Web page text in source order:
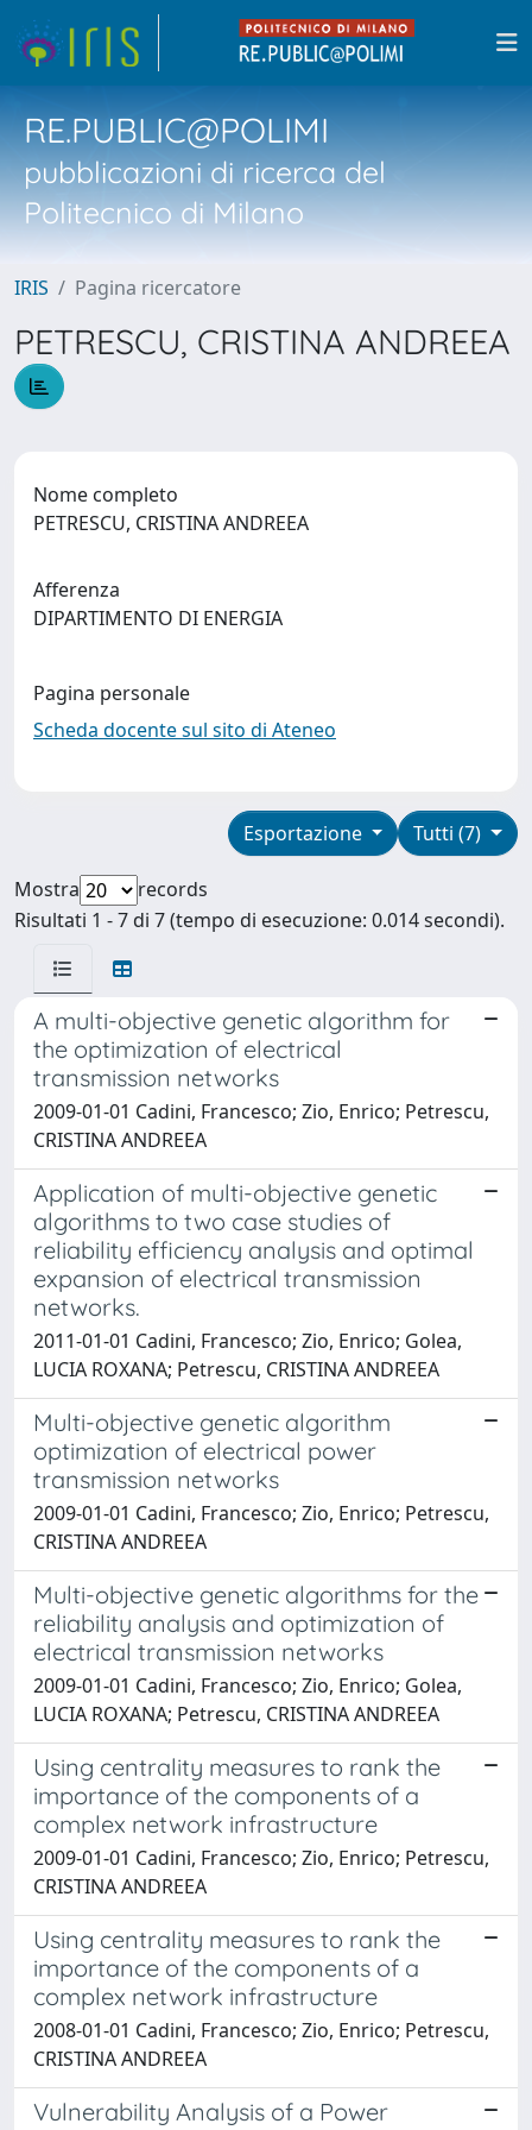
RE.PUBLIC@POLIMI
pubblicazioni di ricerca del
Politecnico di Milano
IRIS Pagina ricercatore
PETRESCU, CRISTINA ANDREEA
Nome completo
PETRESCU, CRISTINA ANDREEA
Afferenza
DIPARTIMENTO DI ENERGIA
Pagina personale
Scheda docente sul sito di Ateneo
Tutti (7)
Esportazione
Mostra
records
Risultati 1 - 7 di 7 (tempo di esecuzione: 0.014 secondi).
A multi-objective genetic algorithm for
the optimization of electrical
transmission networks
2009-01-01 Cadini, Francesco; Zio, Enrico; Petrescu,
CRISTINA ANDREEA
Application of multi-objective genetic
algorithms to two case studies of
reliability efficiency analysis and optimal
expansion of electrical transmission
networks.
2011-01-01 Cadini, Francesco; Zio, Enrico; Golea,
LUCIA ROXANA; Petrescu, CRISTINA ANDREEA
Multi-objective genetic algorithm
optimization of electrical power
transmission networks
2009-01-01 Cadini, Francesco; Zio, Enrico; Petrescu,
CRISTINA ANDREEA
Multi-objective genetic algorithms for the
reliability analysis and optimization of
electrical transmission networks
2009-01-01 Cadini, Francesco; Zio, Enrico; Golea,
LUCIA ROXANA; Petrescu, CRISTINA ANDREEA
Using centrality measures to rank the
importance of the components of a
complex network infrastructure
2009-01-01 Cadini, Francesco; Zio, Enrico; Petrescu,
CRISTINA ANDREEA
Using centrality measures to rank the
importance of the components of a
complex network infrastructure
2008-01-01 Cadini, Francesco; Zio, Enrico; Petrescu,
CRISTINA ANDREEA
Vulnerability Analysis of a Power